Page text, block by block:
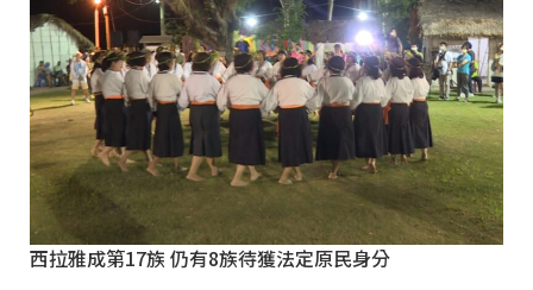
西拉雅成第17族 仍有8族待獲法定原民身分